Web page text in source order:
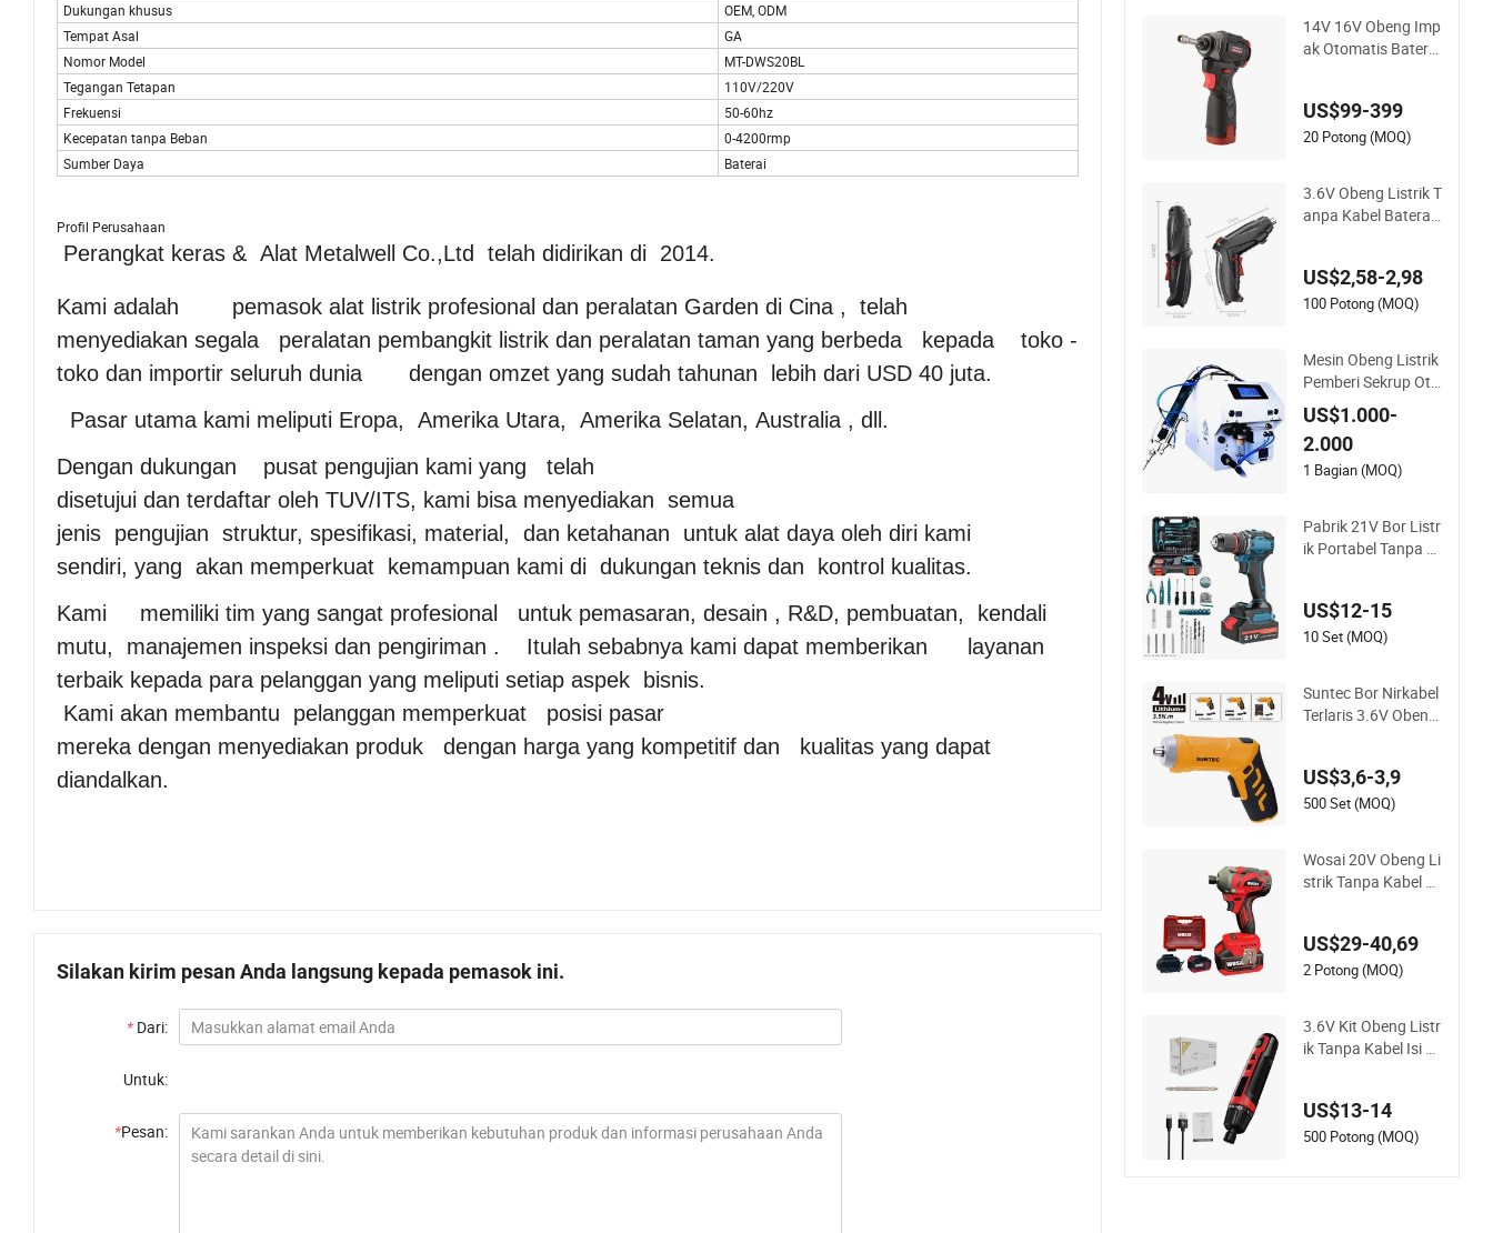
Dukungan khusus
OEM, ODM
Tempat Asal
GA
Nomor Model
MT-DWS20BL
Tegangan Tetapan
110V/220V
Frekuensi
50-60hz
Kecepatan tanpa Beban
0-4200rmp
Sumber Daya
Baterai
Profil Perusahaan
Perangkat keras & Alat Metalwell Co.,Ltd telah didirikan di 2014.
Kami adalah pemasok alat listrik profesional dan peralatan Garden di Cina , telah
menyediakan segala peralatan pembangkit listrik dan peralatan taman yang berbeda kepada toko -
toko dan importir seluruh dunia dengan omzet yang sudah tahunan lebih dari USD 40 juta.
Pasar utama kami meliputi Eropa, Amerika Utara, Amerika Selatan, Australia , dll.
Dengan dukungan pusat pengujian kami yang telah
disetujui dan terdaftar oleh TUV/ITS, kami bisa menyediakan semua
jenis pengujian struktur, spesifikasi, material, dan ketahanan untuk alat daya oleh diri kami
sendiri, yang akan memperkuat kemampuan kami di dukungan teknis dan kontrol kualitas.
Kami memiliki tim yang sangat profesional untuk pemasaran, desain , R&D, pembuatan, kendali
mutu, manajemen inspeksi dan pengiriman . Itulah sebabnya kami dapat memberikan layanan
terbaik kepada para pelanggan yang meliputi setiap aspek bisnis.
Kami akan membantu pelanggan memperkuat posisi pasar
mereka dengan menyediakan produk dengan harga yang kompetitif dan kualitas yang dapat
diandalkan.
Silakan kirim pesan Anda langsung kepada pemasok ini.
* Dari:
Untuk:
*Pesan:
14V 16V Obeng Imp
ak Otomatis Baterai
Tangga Baru Winkk
o Kasus Injeksi Pera
US$99-399
20 Potong (MOQ)
3.6V Obeng Listrik T
anpa Kabel Baterai
aya DIY
US$2,58-2,98
100 Potong (MOQ)
Mesin Obeng Listrik
Pemberi Sekrup Oto
matis Portabel untu
k Jalur Perakitan Pr
oduksi
US$1.000-
2.000
1 Bagian (MOQ)
Pabrik 21V Bor Listr
ik Portabel Tanpa K
ium
US$12-15
10 Set (MOQ)
Suntec Bor Nirkabel
Terlaris 3.6V Obeng
US$3,6-3,9
500 Set (MOQ)
Wosai 20V Obeng Li
strik Tanpa Kabel Se
US$29-40,69
2 Potong (MOQ)
3.6V Kit Obeng Listr
ik Tanpa Kabel Isi Ul
Bit Pahat Putar Pan
jang dan Kotak Pen
US$13-14
500 Potong (MOQ)